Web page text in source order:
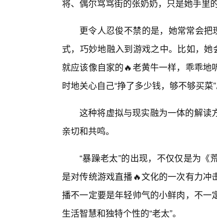
将、偶尔骂骂街的张奶奶，只是她手里
更令人忍俊不禁的是，她常常会把
式，巧妙地融入到游戏之中。比如，
就应该像自家的🔥老黄牛一样，乖乖
时地关心自己“挣了多少钱，够不够买菜
这种将虚拟与现实融为一体的解读
亲切和共鸣。
“暴躁老太”的出现，不仅仅是为
是对传统游戏直播🔥文化的一次有力
播不一定要是年轻帅气的小鲜肉，不
生活智慧和独特个性的“老太”。